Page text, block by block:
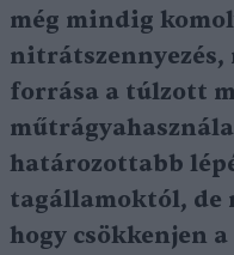
még mindig
nitrátszennyezés,
forrása a túlzott
határozottabb
tagállamoktól, de
hogy csökkenjen